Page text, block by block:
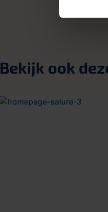
Bekijk ook